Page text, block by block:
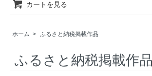
カートを見る
ホーム > ふるさと納税掲載作品
ふるさと納税掲載作品